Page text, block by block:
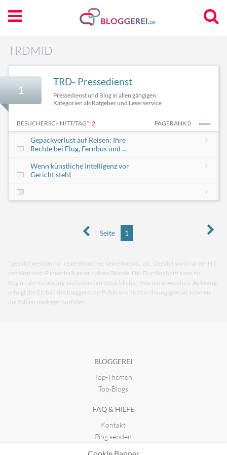
TRDMID
1
TRD- Pressedienst
Pressedienst und Blog in allen gängigen
Kategorien als Ratgeber und Leserservice
BESUCHERSCHNITT/TAG*: 2 PAGERANK 0
Gepäckverlust auf Reisen: Ihre
Rechte bei Flug, Fernbus und ...
Wenn künstliche Intelligenz vor
Gericht steht
Seite 1
* gezählt werden nur reale Besucher, keine Robots, etc. Gezählt wird nur ein Hit
pro Visit und IP innerhalb einer halben Stunde. Der Durchschnitt kann zu
Beginn der Erfassung leicht von den tatsächlichen Werten abweichen. Achtung:
erfolgt der Einbau des bloggerei.de-Publicons nicht ordnungsgemäß, können
die Zahlen niedriger ausfallen.
BLOGGEREI
Top-Themen
Top-Blogs
FAQ & HILFE
Kontakt
Ping senden